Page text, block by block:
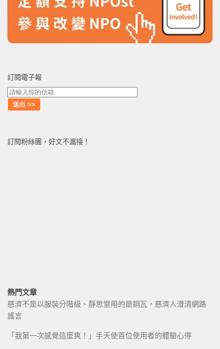
訂閱電子報
訂閱粉絲團，好文不漏接！
熱門文章
慈濟不是以服裝分階級、靜思堂用的是銅瓦，慈濟人澄清網路
謠言
「我第一次感覺這麼爽！」手天使首位使用者的體驗心得